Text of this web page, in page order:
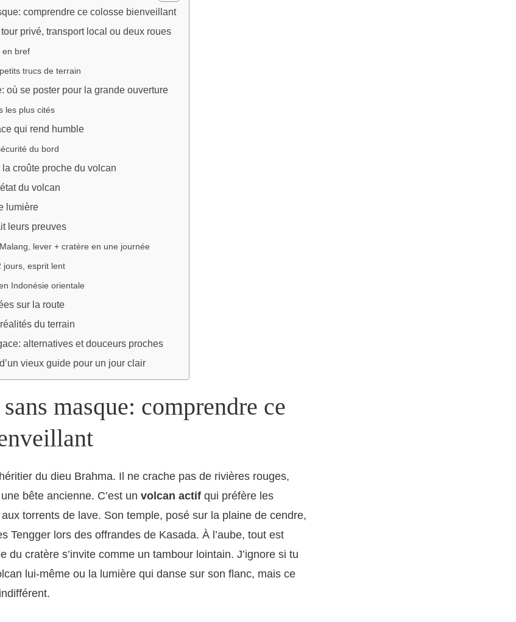
comprendre ce colosse bienveillant
privé, transport local ou deux roues
en bref
trucs de terrain
où se poster pour la grande ouverture
les plus cités
qui rend humble
du bord
croûte proche du volcan
du volcan
lumière
leurs preuves
lever + cratère en une journée
jours, esprit lent
Indonésie orientale
sur la route
du terrain
alternatives et douceurs proches
vieux guide pour un jour clair
masque: comprendre ce
du dieu Brahma. Il ne crache pas de rivières rouges,
bête ancienne. C’est un volcan actif qui préfère les
torrents de lave. Son temple, posé sur la plaine de cendre,
Tengger lors des offrandes de Kasada. À l’aube, tout est
du cratère s’invite comme un tambour lointain. J’ignore si tu
lui-même ou la lumière qui danse sur son flanc, mais ce